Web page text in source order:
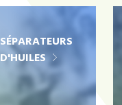
SÉPARATEURS
D'HUILES